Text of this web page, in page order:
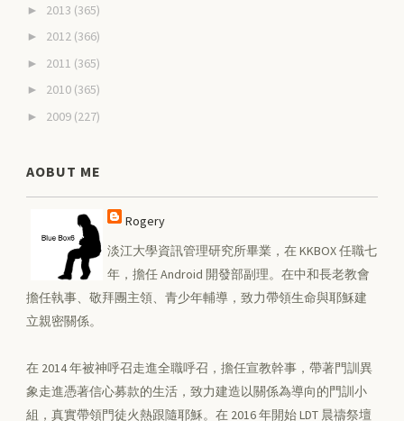
► 2013 (365)
► 2012 (366)
► 2011 (365)
► 2010 (365)
► 2009 (227)
AOBUT ME
Rogery
淡江大學資訊管理研究所畢業，在 KKBOX 任職七
年，擔任 Android 開發部副理。在中和長老教會
擔任執事、敬拜團主領、青少年輔導，致力帶領生命與耶穌建
立親密關係。
在 2014 年被神呼召走進全職呼召，擔任宣教幹事，帶著門訓異
象走進憑著信心募款的生活，致力建造以關係為導向的門訓小
組，真實帶領門徒火熱跟隨耶穌。在 2016 年開始 LDT 晨禱祭壇